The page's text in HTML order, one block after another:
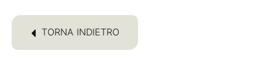
TORNA INDIETRO